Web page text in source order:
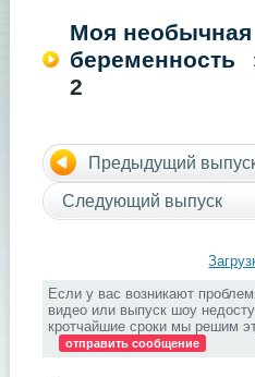
Моя необычная
беременность
2
Предыдущий
Следующий выпуск
Если у вас возникают
видео или выпуск шоу
кротчайшие сроки мы решим
отправить сообщение